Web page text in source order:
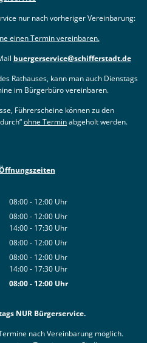
nur nach vorheriger Vereinbarung:
einen Termin vereinbaren.
buergerservice@schifferstadt.de
Rathauses, kann man auch Dienstags
im Bürgerbüro vereinbaren.
Führerscheine können zu den
ohne Terminabgeholt werden.
08:00- 12:00 Uhr
Von 08:00 bis 12:00 Uhr
08:00- 12:00 Uhr
Von 08:00 bis 12:00 Uhr
14:00- 17:30 Uhr
Von 14:00 bis 17:30 Uhr
08:00- 12:00 Uhr
Von 08:00 bis 12:00 Uhr
08:00- 12:00 Uhr
Von 08:00 bis 12:00 Uhr
14:00- 17:30 Uhr
Von 14:00 bis 17:30 Uhr
08:00- 12:00Uhr
NUR Bürgerservice.
nach Vereinbarung möglich.